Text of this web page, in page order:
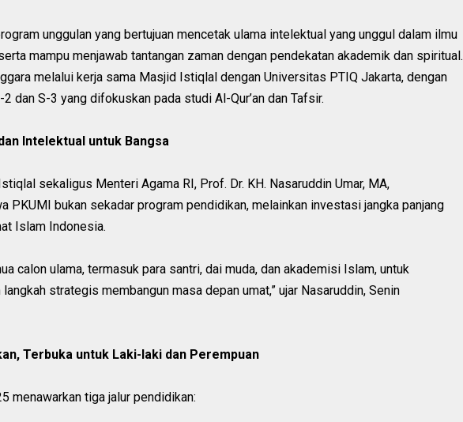
unggulan yang bertujuan mencetak ulama intelektual yang unggul dalam ilmu
mampu menjawab tantangan zaman dengan pendekatan akademik dan spiritual.
melalui kerja sama Masjid Istiqlal dengan Universitas PTIQ Jakarta, dengan
dan S-3 yang difokuskan pada studi Al-Qur’an dan Tafsir.
Intelektual untuk Bangsa
sekaligus Menteri Agama RI, Prof. Dr. KH. Nasaruddin Umar, MA,
PKUMI bukan sekadar program pendidikan, melainkan investasi jangka panjang
Islam Indonesia.
calon ulama, termasuk para santri, dai muda, dan akademisi Islam, untuk
strategis membangun masa depan umat,” ujar Nasaruddin, Senin
Terbuka untuk Laki-laki dan Perempuan
menawarkan tiga jalur pendidikan: